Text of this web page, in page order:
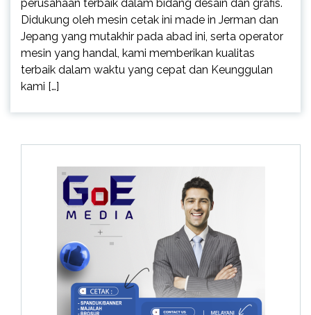
perusahaan terbaik dalam bidang desain dan grafis.
Didukung oleh mesin cetak ini made in Jerman dan
Jepang yang mutakhir pada abad ini, serta operator
mesin yang handal, kami memberikan kualitas
terbaik dalam waktu yang cepat dan Keunggulan
kami […]